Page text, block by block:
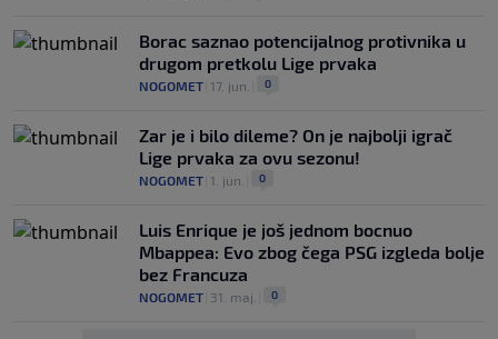
Borac saznao potencijalnog protivnika u
drugom pretkolu Lige prvaka
NOGOMET 17. jun. 0
Zar je i bilo dileme? On je najbolji igrač
Lige prvaka za ovu sezonu!
NOGOMET 1. jun. 0
Luis Enrique je još jednom bocnuo
Mbappea: Evo zbog čega PSG izgleda bolje
bez Francuza
NOGOMET 31. maj. 0